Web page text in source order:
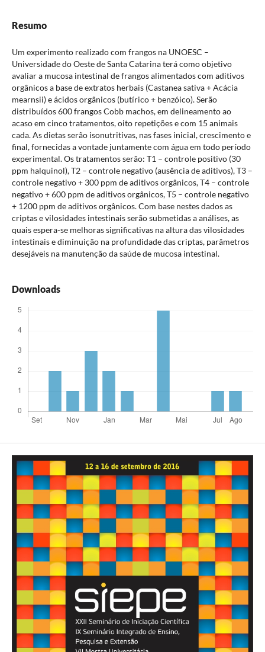
Resumo
Um experimento realizado com frangos na UNOESC –
Universidade do Oeste de Santa Catarina terá como objetivo
avaliar a mucosa intestinal de frangos alimentados com aditivos
orgânicos a base de extratos herbais (Castanea sativa + Acácia
mearnsii) e ácidos orgânicos (butírico + benzóico). Serão
distribuídos 600 frangos Cobb machos, em delineamento ao
acaso em cinco tratamentos, oito repetições e com 15 animais
cada. As dietas serão isonutritivas, nas fases inicial, crescimento e
final, fornecidas a vontade juntamente com água em todo período
experimental. Os tratamentos serão: T1 – controle positivo (30
ppm halquinol), T2 – controle negativo (ausência de aditivos), T3 –
controle negativo + 300 ppm de aditivos orgânicos, T4 – controle
negativo + 600 ppm de aditivos orgânicos, T5 – controle negativo
+ 1200 ppm de aditivos orgânicos. Com base nestes dados as
criptas e vilosidades intestinais serão submetidas a análises, as
quais espera-se melhoras significativas na altura das vilosidades
intestinais e diminuição na profundidade das criptas, parâmetros
desejáveis na manutenção da saúde de mucosa intestinal.
Downloads